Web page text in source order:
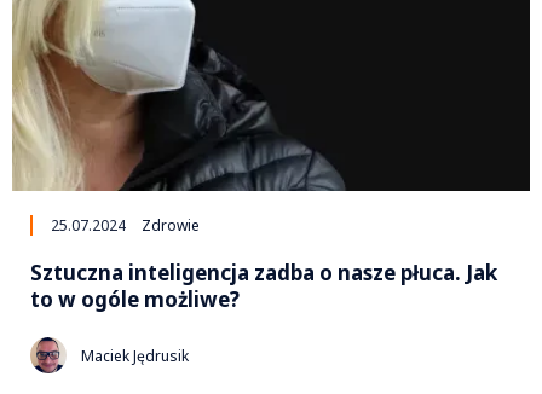
25.07.2024 Zdrowie
Sztuczna inteligencja zadba o nasze płuca. Jak
to w ogóle możliwe?
Maciek Jędrusik